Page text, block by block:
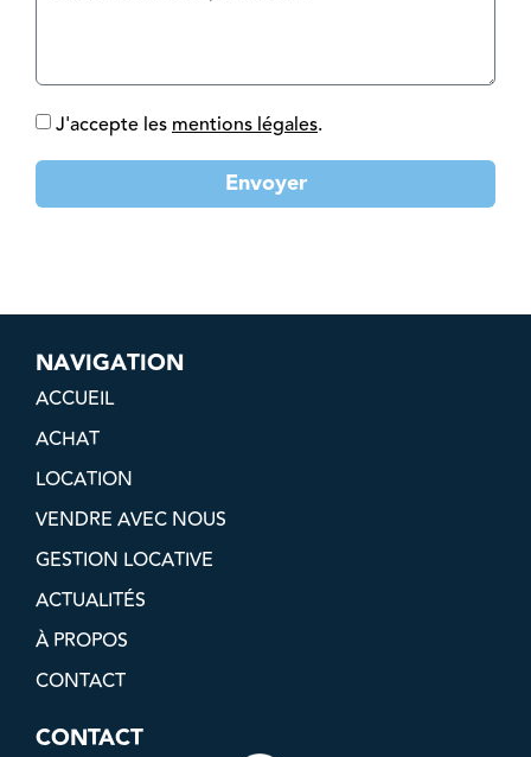
J'accepte lesmentions légales.
Envoyer
NAVIGATION
ACCUEIL
ACHAT
LOCATION
VENDRE AVEC NOUS
GESTION LOCATIVE
ACTUALITÉS
À PROPOS
CONTACT
CONTACT